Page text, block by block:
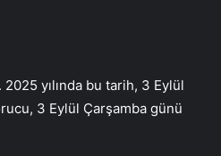
yılında bu tarih, 3 Eylül
3 Eylül Çarşamba günü